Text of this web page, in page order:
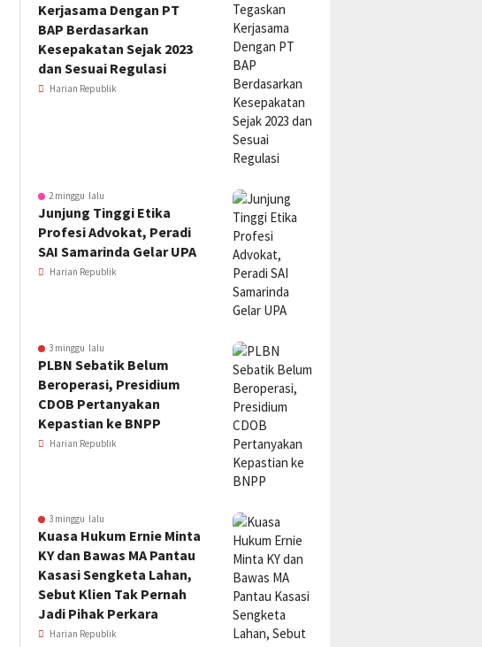
Kerjasama Dengan PT
BAP Berdasarkan
Kesepakatan Sejak 2023
dan Sesuai Regulasi
Harian Republik
2 minggu lalu
Junjung Tinggi Etika
Profesi Advokat, Peradi
SAI Samarinda Gelar UPA
Harian Republik
3 minggu lalu
PLBN Sebatik Belum
Beroperasi, Presidium
CDOB Pertanyakan
Kepastian ke BNPP
Harian Republik
3 minggu lalu
Kuasa Hukum Ernie Minta
KY dan Bawas MA Pantau
Kasasi Sengketa Lahan,
Sebut Klien Tak Pernah
Jadi Pihak Perkara
Harian Republik